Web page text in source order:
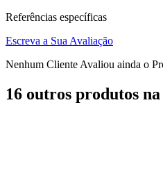
Referências específicas
Escreva a Sua Avaliação
Nenhum Cliente Avaliou ainda o
16 outros produtos